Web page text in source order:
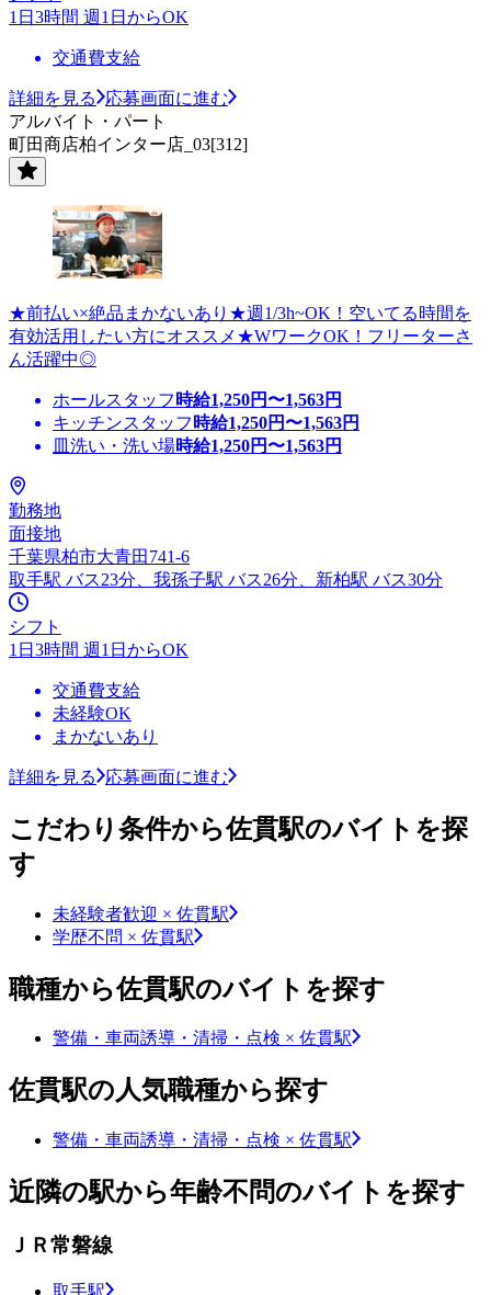
1日3時間 週1日からOK
交通費支給
詳細を見る
応募画面に進む
アルバイト・パート
町田商店柏インター店_03[312]
★前払い×絶品まかないあり★週1/3h~OK！空いてる時間を
有効活用したい方にオススメ★WワークOK！フリーターさ
ん活躍中◎
ホールスタッフ 時給1,250円〜1,563円
キッチンスタッフ 時給1,250円〜1,563円
皿洗い・洗い場時給1,250円〜1,563円
勤務地
面接地
千葉県柏市大青田741-6
取手駅 バス23分、我孫子駅 バス26分、新柏駅 バス30分
シフト
1日3時間 週1日からOK
交通費支給
未経験OK
まかないあり
詳細を見る 応募画面に進む
こだわり条件から佐貫駅のバイトを探
す
未経験者歓迎 × 佐貫駅
学歴不問 × 佐貫駅
職種から佐貫駅のバイトを探す
警備・車両誘導・清掃・点検 × 佐貫駅
佐貫駅の人気職種から探す
警備・車両誘導・清掃・点検 × 佐貫駅
近隣の駅から年齢不問のバイトを探す
ＪＲ常磐線
取手駅